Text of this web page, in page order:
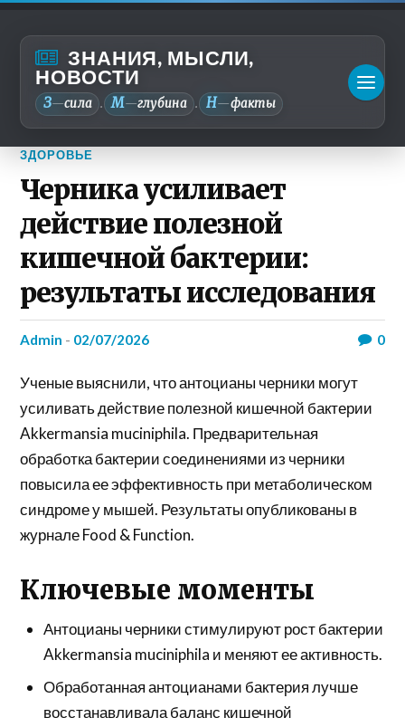
ЗНАНИЯ, МЫСЛИ,
НОВОСТИ
З—сила . М—глубина . Н—факты
ЗДОРОВЬЕ
Черника усиливает
действие полезной
кишечной бактерии:
результаты исследования
admin - 02/07/2026 0
Ученые выяснили, что антоцианы черники могут
усиливать действие полезной кишечной бактерии
Akkermansia muciniphila. Предварительная
обработка бактерии соединениями из черники
повысила ее эффективность при метаболическом
синдроме у мышей. Результаты опубликованы в
журнале Food & Function.
Ключевые моменты
Антоцианы черники стимулируют рост бактерии
Akkermansia muciniphila и меняют ее активность.
Обработанная антоцианами бактерия лучше
восстанавливала баланс кишечной